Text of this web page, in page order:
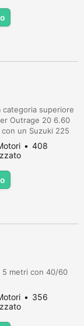
categoria superiore
Outrage 20 6.60
un Suzuki 225
installabile),
con
e
Cedo anche
15.000? o solo
28.000?.
408
5 metri con 40/60
356